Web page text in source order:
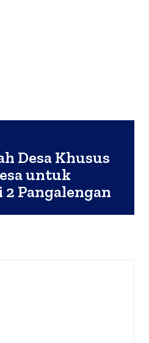
Desa Khusus
untuk
2 Pangalengan